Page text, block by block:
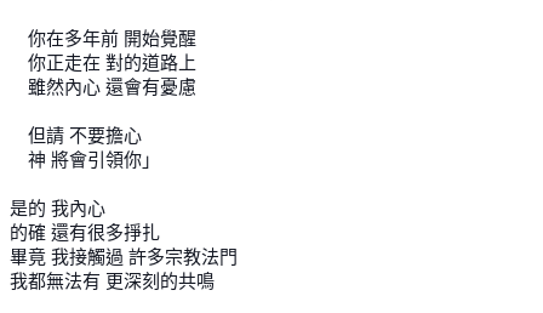
你在多年前 開始覺醒
你正走在 對的道路上
雖然內心 還會有憂慮
但請 不要擔心
神 將會引領你」
是的 我內心
的確 還有很多掙扎
畢竟 我接觸過 許多宗教法門
我都無法有 更深刻的共鳴